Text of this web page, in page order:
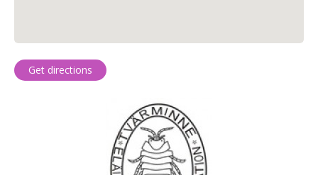
Get directions